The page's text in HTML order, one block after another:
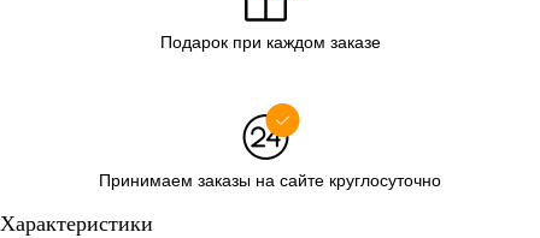
Подарок при каждом заказе
Принимаем заказы на сайте круглосуточно
Характеристики